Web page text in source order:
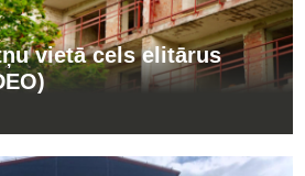
vietā cels elitārus